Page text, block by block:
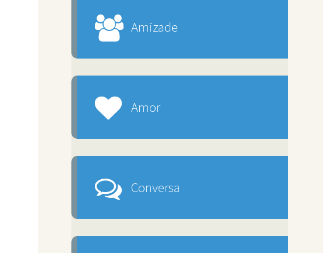
Amizade
Amor
Conversa